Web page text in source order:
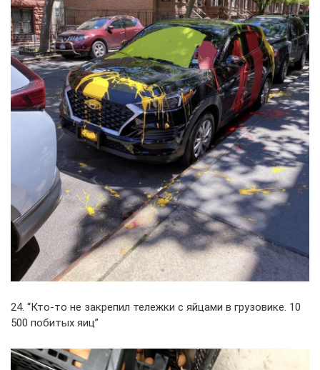
24. “Кто-то не закрепил тележки с яйцами в грузовике. 10
500 побитых яиц”